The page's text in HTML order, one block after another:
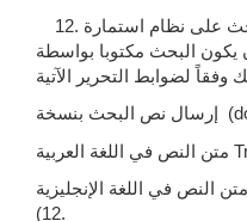
12. تزويد هيئة التحرير بنسخة من البحث على نظام استمارة
البحث مكتوبا بواسطة
متن النص في اللغة الإنجليزية Times New Romanعادي (حجم
12).